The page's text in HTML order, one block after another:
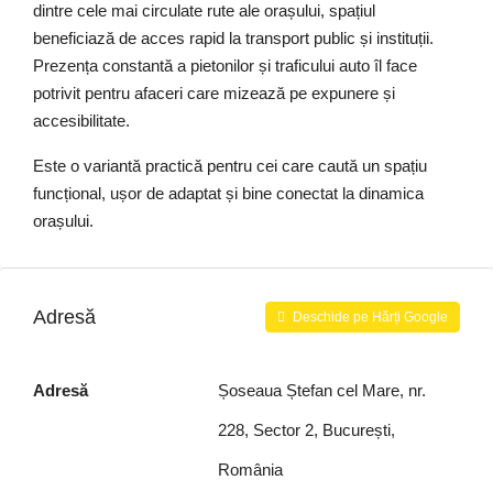
dintre cele mai circulate rute ale orașului, spațiul
beneficiază de acces rapid la transport public și instituții.
Prezența constantă a pietonilor și traficului auto îl face
potrivit pentru afaceri care mizează pe expunere și
accesibilitate.
Este o variantă practică pentru cei care caută un spațiu
funcțional, ușor de adaptat și bine conectat la dinamica
orașului.
Adresă Deschide pe Hărți Google
Adresă Șoseaua Ștefan cel Mare, nr.
228, Sector 2, București,
România